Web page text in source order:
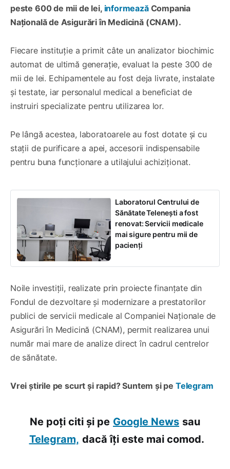
peste 600 de mii de lei, informeazăCompania
Națională de Asigurări în Medicină (CNAM).
Fiecare instituție a primit câte un analizator biochimic
automat de ultimă generație, evaluat la peste 300 de
mii de lei. Echipamentele au fost deja livrate, instalate
și testate, iar personalul medical a beneficiat de
instruiri specializate pentru utilizarea lor.
Pe lângă acestea, laboratoarele au fost dotate și cu
stații de purificare a apei, accesorii indispensabile
pentru buna funcționare a utilajului achiziționat.
Laboratorul Centrului de
Sănătate Telenești a fost
renovat: Servicii medicale
mai sigure pentru mii de
pacienți
Noile investiții, realizate prin proiecte finanțate din
Fondul de dezvoltare și modernizare a prestatorilor
publici de servicii medicale al Companiei Naționale de
Asigurări în Medicină (CNAM), permit realizarea unui
număr mai mare de analize direct în cadrul centrelor
de sănătate.
Vrei știrile pe scurt și rapid? Suntem și pe Telegram
Ne poți citi și pe Google News sau
Telegram, dacă îți este mai comod.